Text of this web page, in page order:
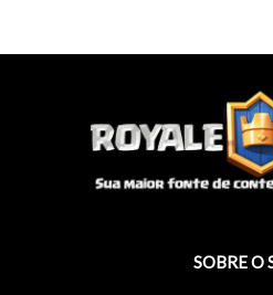
SOBRE O